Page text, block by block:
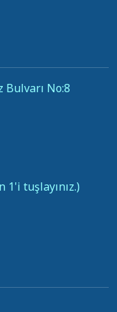
No:8
1'i tuşlayınız.)